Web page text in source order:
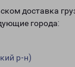
доставка
города:
р-н)